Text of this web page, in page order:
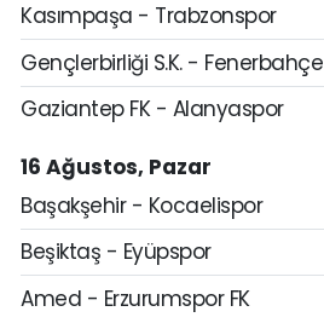
Kasımpaşa - Trabzonspor
Gençlerbirliği S.K. - Fenerbahçe
Gaziantep FK - Alanyaspor
16 Ağustos, Pazar
Başakşehir - Kocaelispor
Beşiktaş - Eyüpspor
Amed - Erzurumspor FK